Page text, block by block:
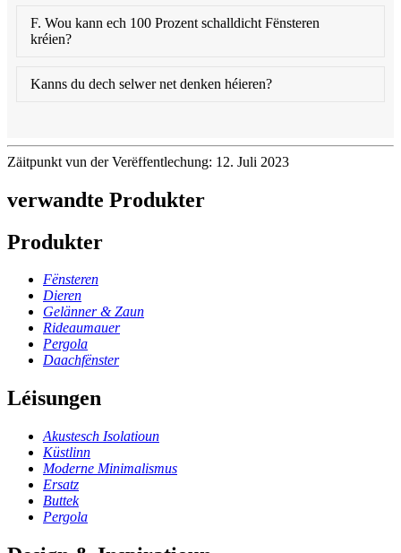
F. Wou kann ech 100 Prozent schalldicht Fënsteren
kréien?
Kanns du dech selwer net denken héieren?
Zäitpunkt vun der Verëffentlechung: 12. Juli 2023
verwandte Produkter
Produkter
Fënsteren
Dieren
Gelänner & Zaun
Rideaumauer
Pergola
Daachfënster
Léisungen
Akustesch Isolatioun
Küstlinn
Moderne Minimalismus
Ersatz
Buttek
Pergola